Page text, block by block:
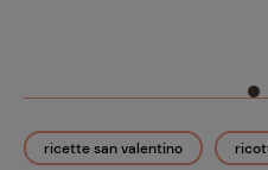
ricette san valentino